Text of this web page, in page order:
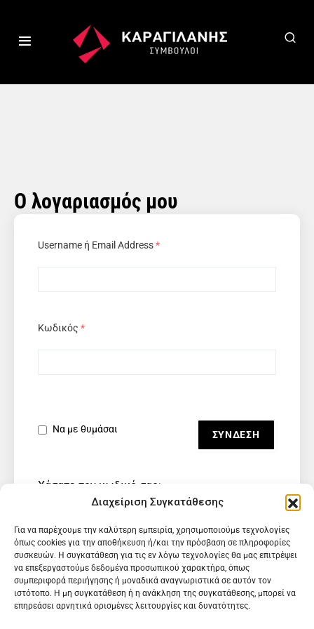
Διαχείριση Συγκατάθεσης
Για να παρέχουμε την καλύτερη εμπειρία, χρησιμοποιούμε τεχνολογίες
όπως cookies για την αποθήκευση ή/και την πρόσβαση σε πληροφορίες
συσκευών. Η συγκατάθεση για τις εν λόγω τεχνολογίες θα μας επιτρέψει
να επεξεργαστούμε δεδομένα προσωπικού χαρακτήρα, όπως
συμπεριφορά περιήγησης ή μοναδικά αναγνωριστικά σε αυτόν τον
ιστότοπο. Η μη συγκατάθεση ή η ανάκληση της συγκατάθεσης, μπορεί να
επηρεάσει αρνητικά ορισμένες λειτουργίες και δυνατότητες.
Ο λογαριασμός μου
Username ή Email Address*
Κωδικός*
Να με θυμάσαι
Χάσατε τον κωδικό σας;